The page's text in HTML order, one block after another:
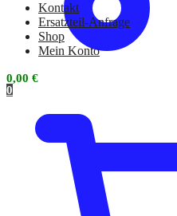
0
Kontakt
Ersatzteil-Anfrage
Shop
Mein Konto
0,00 €